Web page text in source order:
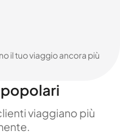
il tuo viaggio ancora più
viaggiano più